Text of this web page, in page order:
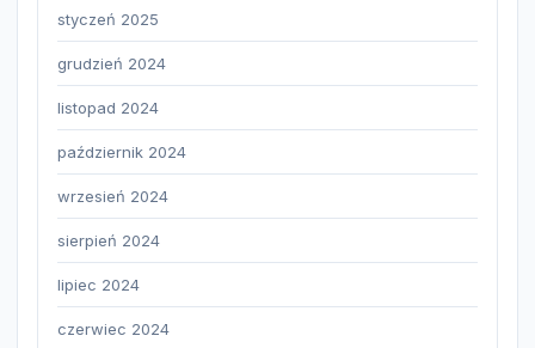
styczeń 2025
grudzień 2024
listopad 2024
październik 2024
wrzesień 2024
sierpień 2024
lipiec 2024
czerwiec 2024